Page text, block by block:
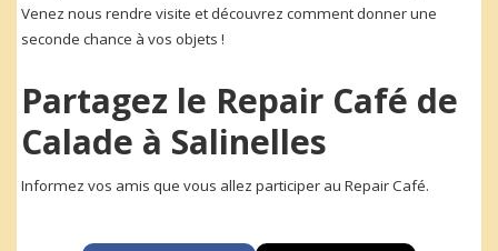
Venez nous rendre visite et découvrez comment donner une
seconde chance à vos objets !
Partagez le Repair Café de
Calade à Salinelles
Informez vos amis que vous allez participer au Repair Café.